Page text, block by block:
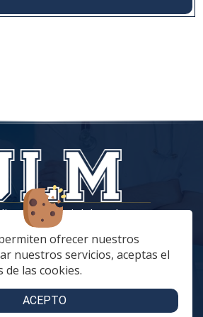
ofrecer nuestros
nuestros servicios, aceptas el
de las cookies.
ACEPTO
928 67 70 47
8:00 a 16:00 | viernes: 8:00 a 15:00
Las Palmas de Gran Canaria
Joaquín Blanco Montesdeoca, 20